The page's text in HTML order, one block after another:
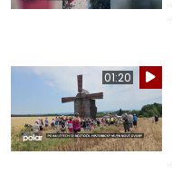
01:20